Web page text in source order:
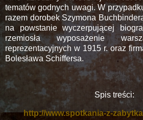
tematów godnych uwagi. W
razem dorobek Szymona
na powstanie wyczerpującej
rzemiosła wyposażenie
reprezentacyjnych w 1915 r. oraz
Bolesława Schiffersa.
Spis treści:
http://www.spotkania-z-